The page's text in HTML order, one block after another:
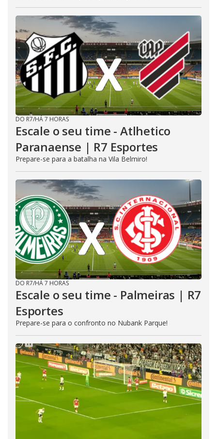
DO R7/HÁ 7 HORAS
Escale o seu time - Atlhetico
Paranaense | R7 Esportes
Prepare-se para a batalha na Vila Belmiro!
DO R7/HÁ 7 HORAS
Escale o seu time - Palmeiras | R7
Esportes
Prepare-se para o confronto no Nubank Parque!